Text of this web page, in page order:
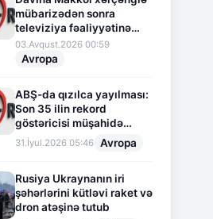
mübarizədən sonra
televiziya fəaliyyətinə
fasilə verir
03.Avqust.2026 00:59
Avropa
ABŞ-da qızılca yayılması:
Son 35 ilin rekord
göstəricisi müşahidə
olunur
31.İyul.2026 05:46 Avropa
Rusiya Ukraynanın iri
şəhərlərini kütləvi raket və
dron atəşinə tutub